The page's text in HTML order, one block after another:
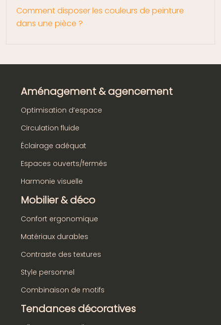
Comment disposer les couleurs de peinture
dans une pièce ?
Aménagement & agencement
Optimisation d’espace
Circulation fluide
Éclairage adéquat
Espaces ouverts/fermés
Harmonie visuelle
Mobilier & déco
Confort ergonomique
Matériaux durables
Contraste des textures
Style personnel
Combinaison de motifs
Tendances décoratives